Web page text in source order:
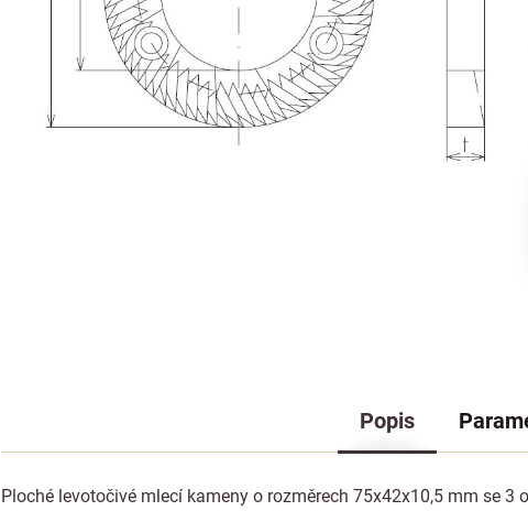
Popis
Ploché levotočivé mlecí kameny o rozměrech 75x42x10,5 mm se 3